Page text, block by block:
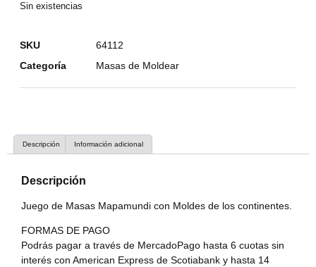
Sin existencias
SKU
64112
Categoría
Masas de Moldear
Descripción Información adicional
Descripción
Juego de Masas Mapamundi con Moldes de los continentes.
FORMAS DE PAGO
Podrás pagar a través de MercadoPago hasta 6 cuotas sin
interés con American Express de Scotiabank y hasta 14